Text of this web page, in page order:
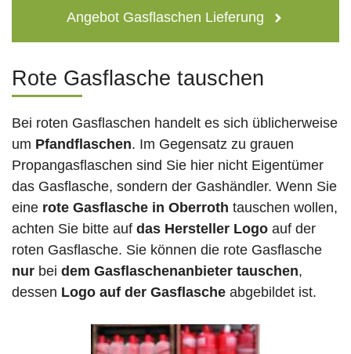
Angebot Gasflaschen Lieferung
Rote Gasflasche tauschen
Bei roten Gasflaschen handelt es sich üblicherweise
um Pfandflaschen. Im Gegensatz zu grauen
Propangasflaschen sind Sie hier nicht Eigentümer
das Gasflasche, sondern der Gashändler. Wenn Sie
eine rote Gasflasche in Oberroth tauschen wollen,
achten Sie bitte auf das Hersteller Logo auf der
roten Gasflasche. Sie können die rote Gasflasche
nur bei dem Gasflaschenanbieter tauschen,
dessen Logo auf der Gasflasche abgebildet ist.